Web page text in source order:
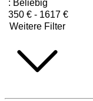
: Beliebig
350 € - 1617 €
Weitere Filter